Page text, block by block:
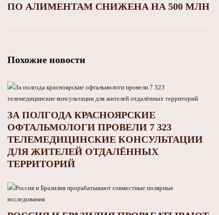
ПО АЛИМЕНТАМ СНИЖЕНА НА 500 МЛН
Похожие новости
ЗА ПОЛГОДА КРАСНОЯРСКИЕ
ОФТАЛЬМОЛОГИ ПРОВЕЛИ 7 323
ТЕЛЕМЕДИЦИНСКИЕ КОНСУЛЬТАЦИИ
ДЛЯ ЖИТЕЛЕЙ ОТДАЛЁННЫХ
ТЕРРИТОРИЙ